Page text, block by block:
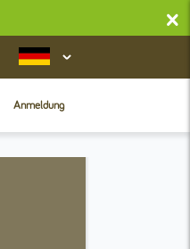
×
Anmeldung